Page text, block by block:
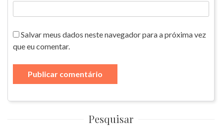
Salvar meus dados neste navegador para a próxima vez
que eu comentar.
Pesquisar